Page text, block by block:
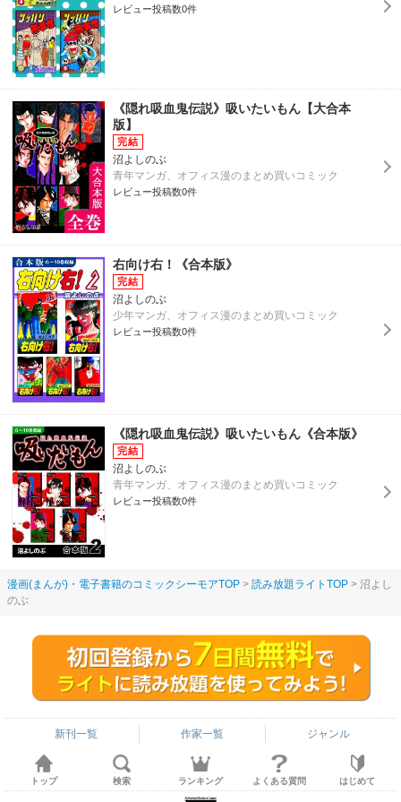
レビュー投稿数0件
《隠れ吸血鬼伝説》吸いたいもん【大合本
版】
沼よしのぶ
青年マンガ、オフィス漫のまとめ買いコミック
レビュー投稿数0件
右向け右！《合本版》
沼よしのぶ
少年マンガ、オフィス漫のまとめ買いコミック
レビュー投稿数0件
《隠れ吸血鬼伝説》吸いたいもん《合本版》
沼よしのぶ
青年マンガ、オフィス漫のまとめ買いコミック
レビュー投稿数0件
漫画(まんが)・電子書籍のコミックシーモアTOP 読み放題ライトTOP
沼よし
のぶ
新刊一覧 作家一覧 ジャンル
トップ 検索 ランキング よくある質問 はじめて